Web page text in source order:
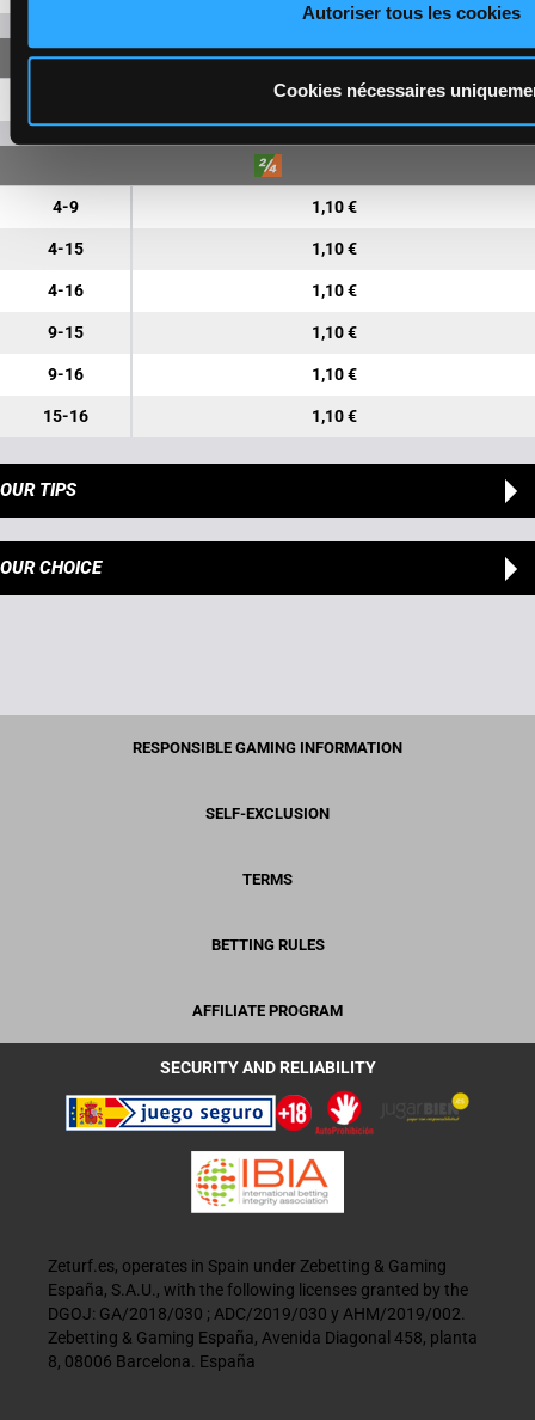
Autoriser tous les cookies
Cookies nécessaires
8,30 €
4-9 1,10 €
4-15 1,10 €
4-16 1,10 €
9-15 1,10 €
9-16 1,10 €
15-16 1,10 €
OUR TIPS
OUR CHOICE
RESPONSIBLE GAMING INFORMATION
SELF-EXCLUSION
TERMS
BETTING RULES
AFFILIATE PROGRAM
SECURITY AND RELIABILITY
Zeturf.es, operates in Spain under Zebetting & Gaming
España, S.A.U., with the following licenses granted by the
DGOJ: GA/2018/030 ; ADC/2019/030 y AHM/2019/002.
Zebetting & Gaming España, Avenida Diagonal 458, planta
8, 08006 Barcelona. España